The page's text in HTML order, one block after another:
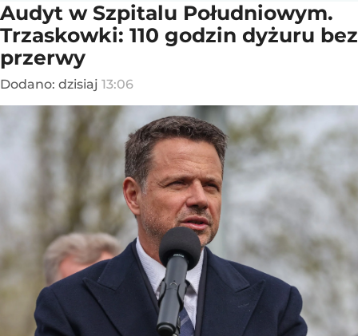
Audyt w Szpitalu Południowym.
Trzaskowki: 110 godzin dyżuru bez
przerwy
Dodano: dzisiaj 13:06